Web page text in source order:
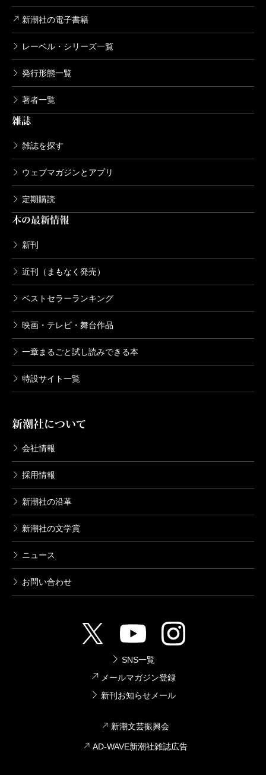
新潮社の電子書籍
レーベル・シリーズ一覧
発行形態一覧
著者一覧
雑誌
雑誌を探す
ウェブマガジンとアプリ
定期購読
本の最新情報
新刊
近刊（まもなく発売）
ベストセラーランキング
映画・テレビ・舞台作品
一章まるごと試し読みできる本
特設サイト一覧
新潮社について
会社情報
採用情報
新潮社の沿革
新潮社の文学賞
ニュース
お問い合わせ
SNS一覧
メールマガジン登録
新刊お知らせメール
新潮文芸振興会
AD-WAVE新潮社雑誌広告